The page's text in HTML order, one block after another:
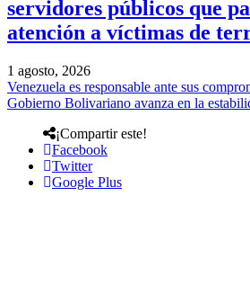
servidores públicos que
atención a víctimas de
1 agosto, 2026
Venezuela es responsable ante sus
Gobierno Bolivariano avanza en la
¡Compartir este!
Facebook
Twitter
Google Plus